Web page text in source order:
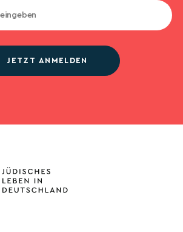
JETZT ANMELDEN